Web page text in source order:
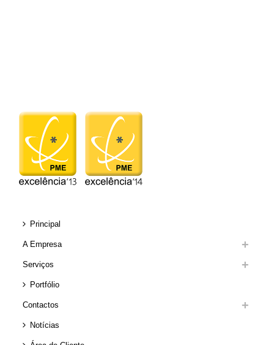
Principal
A Empresa
Serviços
Portfólio
Contactos
Notícias